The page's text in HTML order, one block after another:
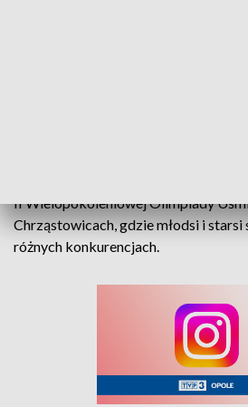
II Wielopokoleniowej Olimpiady
Chrząstowicach, gdzie młodsi i
różnych konkurencjach.